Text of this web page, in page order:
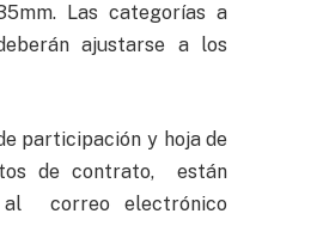
Las categorías a
ajustarse a los
participación y hoja de
de contrato, están
correo electrónico